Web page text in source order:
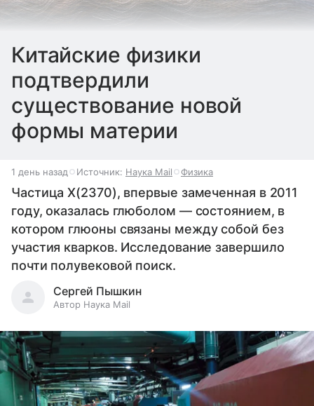
Китайские физики
подтвердили
существование новой
формы материи
1 день назад Источник: Наука Mail Физика
Частица X(2370), впервые замеченная в 2011
году, оказалась глюболом — состоянием, в
котором глюоны связаны между собой без
участия кварков. Исследование завершило
почти полувековой поиск.
Сергей Пышкин
Автор Наука Mail